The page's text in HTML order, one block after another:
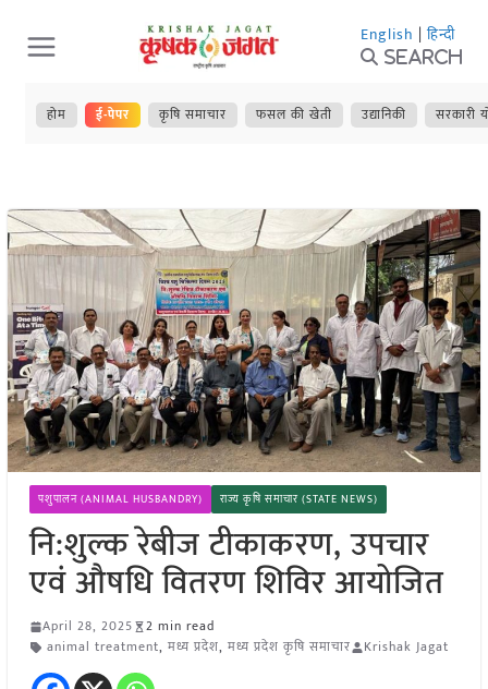
Skip
to
content
English | हिन्दी
Search
होम ई-पेपर कृषि समाचार फसल की खेती उद्यानिकी सरकारी
पशुपालन (ANIMAL HUSBANDRY) राज्य कृषि समाचार (STATE NEWS)
नि:शुल्क रेबीज टीकाकरण, उपचार
एवं औषधि वितरण शिविर आयोजित
April 28, 2025
2 min read
animal treatment, मध्य प्रदेश, मध्य प्रदेश कृषि समाचार Krishak Jagat